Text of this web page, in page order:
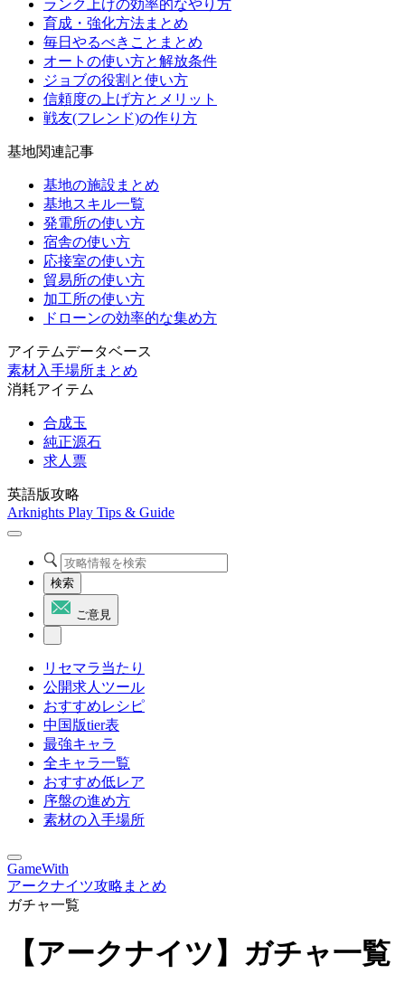
ランク上げの効率的なやり方
育成・強化方法まとめ
毎日やるべきことまとめ
オートの使い方と解放条件
ジョブの役割と使い方
信頼度の上げ方とメリット
戦友(フレンド)の作り方
基地関連記事
基地の施設まとめ
基地スキル一覧
発電所の使い方
宿舎の使い方
応接室の使い方
貿易所の使い方
加工所の使い方
ドローンの効率的な集め方
アイテムデータベース
素材入手場所まとめ
消耗アイテム
合成玉
純正源石
求人票
英語版攻略
Arknights Play Tips & Guide
検索
ご意見
リセマラ当たり
公開求人ツール
おすすめレシピ
中国版tier表
最強キャラ
全キャラ一覧
おすすめ低レア
序盤の進め方
素材の入手場所
GameWith
アークナイツ攻略まとめ
ガチャ一覧
【アークナイツ】ガチャ一覧